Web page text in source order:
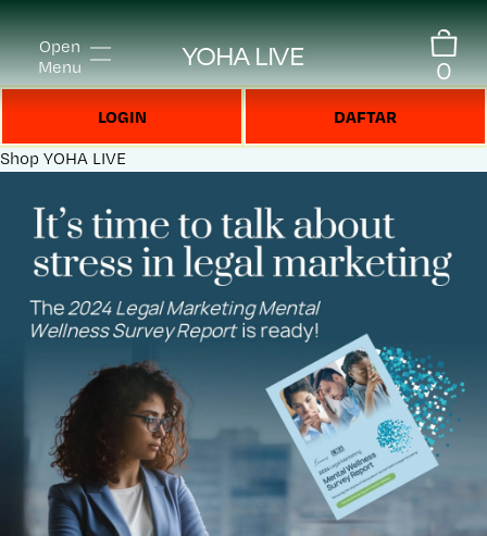
Open
Menu
YOHA LIVE 0
LOGIN DAFTAR
Shop YOHA LIVE